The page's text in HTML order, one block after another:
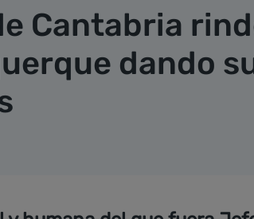
Cantabria
dando